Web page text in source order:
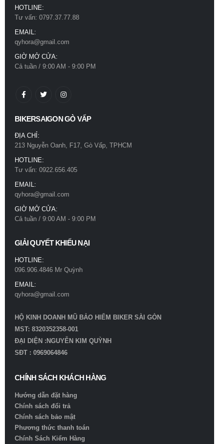
0out of 5
780.000
0out of 5
780.000₫
HOTLINE:
Tư vấn: 0797.37.77.88
EMAIL:
qyhora@gmail.com
GIỜ MỞ CỬA:
Cả tuần / 9:00 AM - 9:00 PM
BIKERSAIGON GÒ VẤP
ĐỊA CHỈ:
213 Nguyễn Oanh, F17, Gò Vấp, TPHCM
HOTLINE:
Tư vấn: 0922.656.405
EMAIL:
qyhora@gmail.com
GIỜ MỞ CỬA:
Cả tuần / 9:00 AM - 9:00 PM
GIẢI QUYẾT KHIẾU NẠI
HOTLINE:
096.906.4846 Mr Quỳnh
EMAIL:
qyhora@gmail.com
HỘ KINH DOANH MŨ BẢO HIỂM BIKER SÀI GÒN
MST: 8320352358-001
ĐẠI DIỆN :NGUYỄN KIM QUỲNH
SĐT : 0969064846
CHÍNH SÁCH KHÁCH HÀNG
Hướng dẫn đặt hàng
Chính sách đổi trả
Chính sách bảo mật
Phương thức thanh toán
Chính Sách Kiểm Hàng